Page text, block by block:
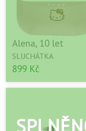
Alena, 10 let
SLUCHÁTKA
899 Kč